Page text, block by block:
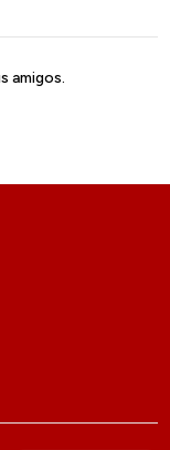
amigos.